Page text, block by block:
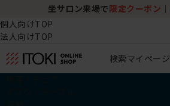
坐サロン来場で 限定クーポン
個人向けTOP
法人向けTOP
検索マイページ